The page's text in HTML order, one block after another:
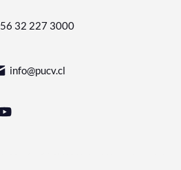
56 32 227 3000
info@pucv.cl